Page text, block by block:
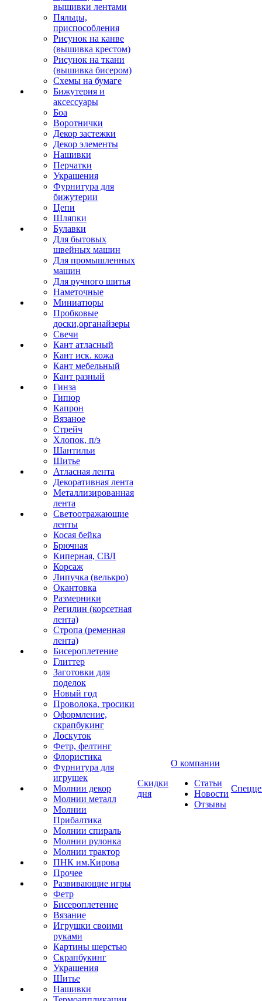
вышивки лентами
Пяльцы,
приспособления
Рисунок на канве
(вышивка крестом)
Рисунок на ткани
(вышивка бисером)
Схемы на бумаге
Бижутерия и
аксессуары
Боа
Воротнички
Декор застежки
Декор элементы
Нашивки
Перчатки
Украшения
Фурнитура для
бижутерии
Цепи
Шляпки
Булавки
Для бытовых
швейных машин
Для промышленных
машин
Для ручного шитья
Наметочные
Миниатюры
Пробковые
доски,органайзеры
Свечи
Кант атласный
Кант иск. кожа
Кант мебельный
Кант разный
Гинза
Гипюр
Капрон
Вязаное
Стрейч
Хлопок, п/э
Шантильи
Шитье
Атласная лента
Декоративная лента
Металлизированная
лента
Светоотражающие
ленты
Косая бейка
Брючная
Киперная, СВЛ
Корсаж
Липучка (велькро)
Окантовка
Размерники
Регилин (корсетная
лента)
Стропа (ременная
лента)
Бисероплетение
Глиттер
Заготовки для
поделок
Новый год
Проволока, тросики
Оформление,
скрапбукинг
Лоскуток
Фетр, фелтинг
Флористика
Фурнитура для
игрушек
Молнии декор
Молнии металл
Молнии
Прибалтика
Молнии спираль
Молнии рулонка
Молнии трактор
ПНК им.Кирова
Прочее
Развивающие игры
Фетр
Бисероплетение
Вязание
Игрушки своими
руками
Картины шерстью
Скрапбукинг
Украшения
Шитье
Нашивки
Скидки
дня
О компании
Статьи
Новости
Отзывы